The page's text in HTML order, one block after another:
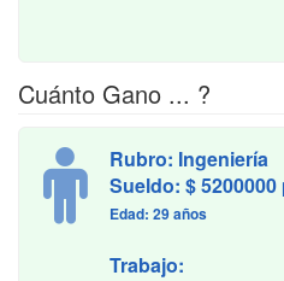
Cuánto Gano ... ?
Rubro: Ingeniería
Sueldo: $
Edad: 29 años
Trabajo: